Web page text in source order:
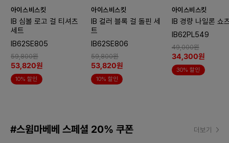
아이스비스킷
IB 심볼 로고 걸 티셔츠
세트
IB62SE805
59,800원
53,820원
10% 할인
아이스비스킷
IB 컬러 블록 걸 돌핀 세
트
IB62SE806
59,800원
53,820원
10% 할인
아이스비스킷
IB 경량 나일론 쇼
IB62PL549
49,000원
34,300원
30% 할인
#스윔마베베 스페셜 20% 쿠폰 더보기